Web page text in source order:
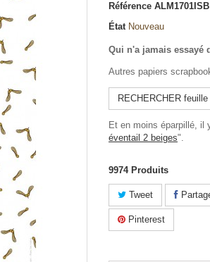
Référence ALM1701ISB
État Nouveau
Qui n'a jamais essayé
Autres papiers
RECHERCHER feuille
Et en moins éparpillé, il
éventail 2 beiges".
9974 Produits
Tweet
Pinterest